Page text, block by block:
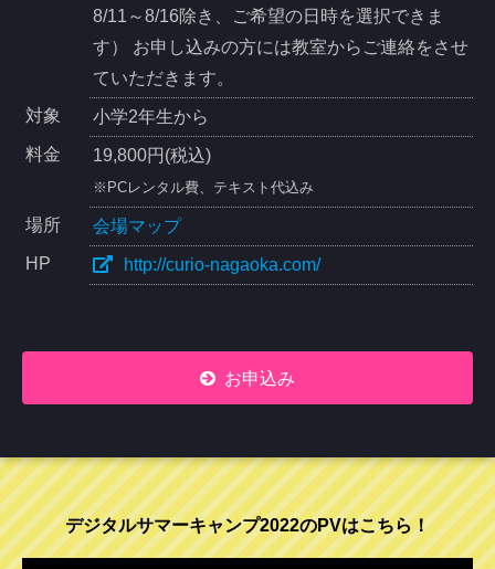
8/11～8/16除き、ご希望の日時を選択できま
す） お申し込みの方には教室からご連絡をさせ
ていただきます。
対象
小学2年生から
料金
19,800円(税込)
※PCレンタル費、テキスト代込み
場所
会場マップ
HP
http://curio-nagaoka.com/
お申込み
デジタルサマーキャンプ2022のPVはこちら！